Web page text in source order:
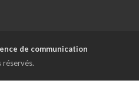
de communication
réservés.